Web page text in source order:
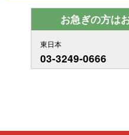
お急ぎの方は
東日本
03-3249-0666